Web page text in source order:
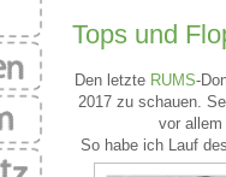
Tops und
Den letzte RUMS-
2017 zu schauen.
vor allem
So habe ich Lauf